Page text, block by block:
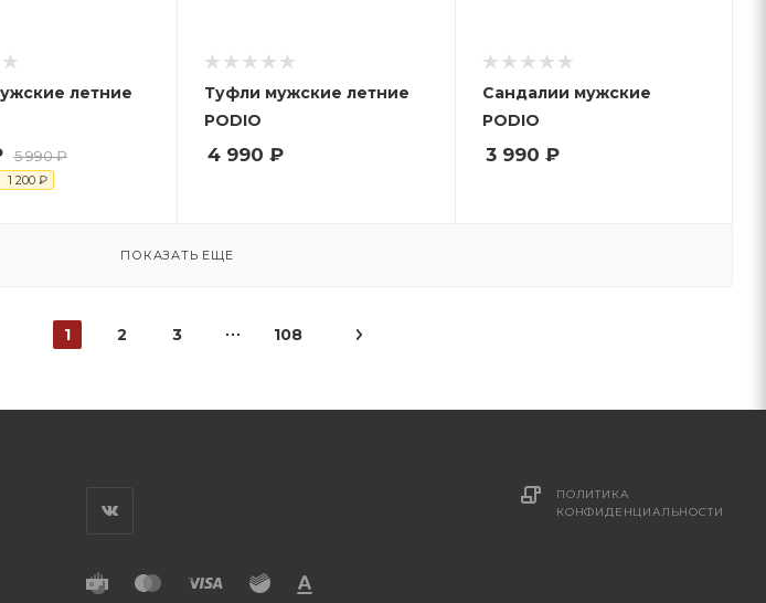
летние
5 990₽
1 200₽
Туфли мужские летние
PODIO
4 990 ₽
Сандалии мужские
PODIO
3 990 ₽
ПОКАЗАТЬ ЕЩЕ
1 2 3 108
ПОЛИТИКА
КОНФИДЕНЦИАЛЬНОСТИ